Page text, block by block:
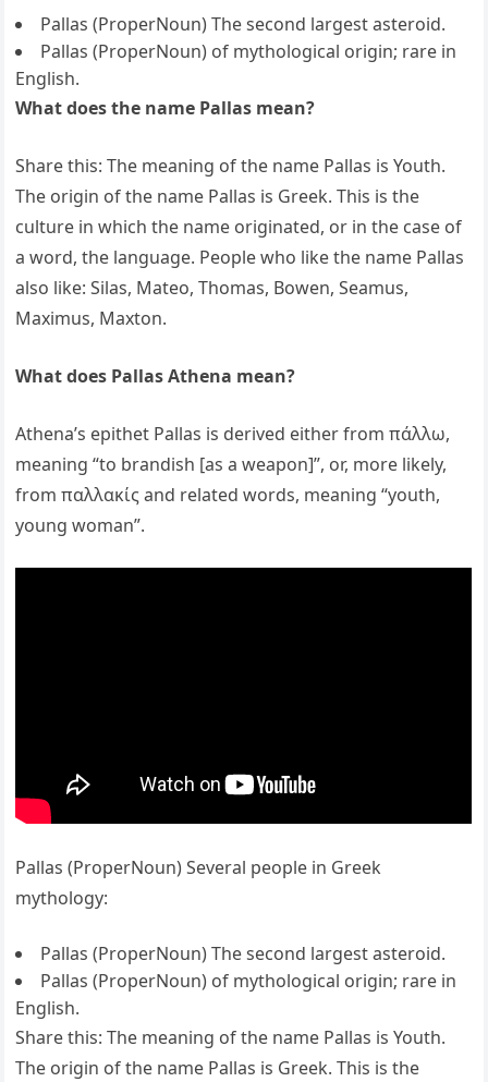
Pallas (ProperNoun) The second largest asteroid.
Pallas (ProperNoun) of mythological origin; rare in
English.
What does the name Pallas mean?
Share this: The meaning of the name Pallas is Youth.
The origin of the name Pallas is Greek. This is the
culture in which the name originated, or in the case of
a word, the language. People who like the name Pallas
also like: Silas, Mateo, Thomas, Bowen, Seamus,
Maximus, Maxton.
What does Pallas Athena mean?
Athena’s epithet Pallas is derived either from πάλλω,
meaning “to brandish [as a weapon]”, or, more likely,
from παλλακίς and related words, meaning “youth,
young woman”.
Pallas (ProperNoun) Several people in Greek
mythology:
Pallas (ProperNoun) The second largest asteroid.
Pallas (ProperNoun) of mythological origin; rare in
English.
Share this: The meaning of the name Pallas is Youth.
The origin of the name Pallas is Greek. This is the